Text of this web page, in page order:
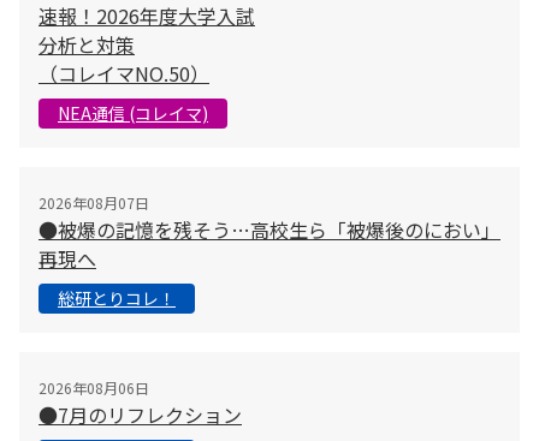
速報！2026年度大学入試
分析と対策
（コレイマNO.50）
NEA通信 (コレイマ)
2026年08月07日
●被爆の記憶を残そう…高校生ら「被爆後のにおい」
再現へ
総研とりコレ！
2026年08月06日
●7月のリフレクション